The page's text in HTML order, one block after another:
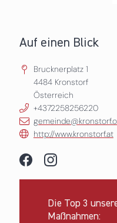
Auf einen Blick
Brucknerplatz 1
4484 Kronstorf
Österreich
+4372258256220
http://www.kronstorf.at
Die Top 3
Maßnahmen: